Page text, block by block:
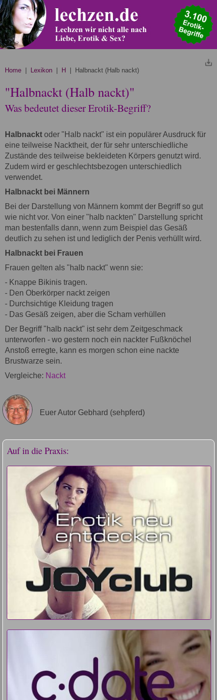
Home Lexikon H | Halbnackt (Halb nackt)
"Halbnackt (Halb nackt)"
Was bedeutet dieser Erotik-Begriff?
Halbnackt oder "Halb nackt" ist ein populärer Ausdruck für
eine teilweise Nacktheit, der für sehr unterschiedliche
Zustände des teilweise bekleideten Körpers genutzt wird.
Zudem wird er geschlechtsbezogen unterschiedlich
verwendet.
Halbnackt bei Männern
Bei der Darstellung von Männern kommt der Begriff so gut
wie nicht vor. Von einer "halb nackten" Darstellung spricht
man bestenfalls dann, wenn zum Beispiel das Gesäß
deutlich zu sehen ist und lediglich der Penis verhüllt wird.
Halbnackt bei Frauen
Frauen gelten als "halb nackt" wenn sie:
- Knappe Bikinis tragen.
- Den Oberkörper nackt zeigen
- Durchsichtige Kleidung tragen
- Das Gesäß zeigen, aber die Scham verhüllen
Der Begriff "halb nackt" ist sehr dem Zeitgeschmack
unterworfen - wo gestern noch ein nackter Fußknöchel
Anstoß erregte, kann es morgen schon eine nackte
Brustwarze sein.
Vergleiche: Nackt
Euer Autor Gebhard (sehpferd)
Auf in die Praxis: